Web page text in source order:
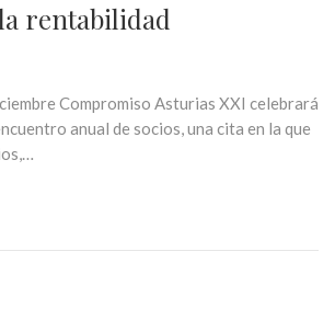
rentabilidad
Compromiso Asturias XXI celebrará
anual de socios, una cita en la que